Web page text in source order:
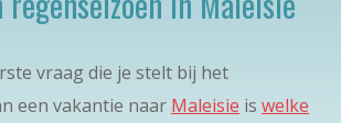
vraag die je stelt bij het
een vakantie naar Maleisie is welke